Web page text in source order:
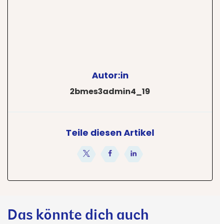
Autor:in
2bmes3admin4_19
Teile diesen Artikel
Das könnte dich auch